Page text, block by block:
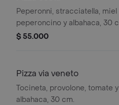
Peperonni, stracciatella, miel
peperoncino y albahaca, 30
$ 55.000
Pizza via veneto
Tocineta, provolone, tomate y
albahaca, 30 cm.